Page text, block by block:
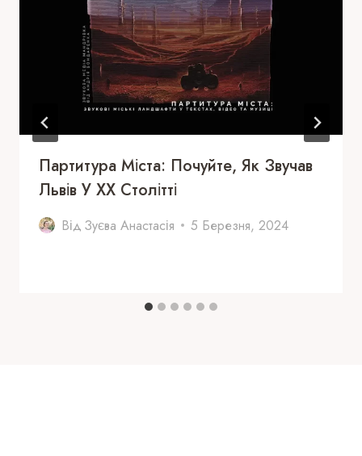
Партитура Міста: Почуйте, Як Звучав
Львів У ХХ Столітті
Від Зуєва Анастасія 5 Березня, 2024